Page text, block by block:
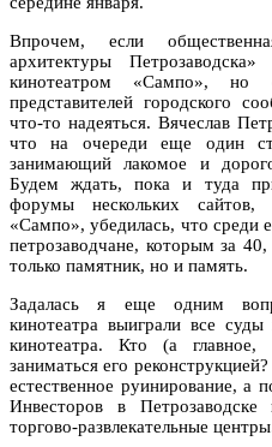
Впрочем, если
архитектуры
кинотеатром «Сампо», но
представителей городского
что-то надеяться. Вячеслав
что на очереди еще один
занимающий лакомое и
Будем ждать, пока и туда
форумы нескольких сайтов,
«Сампо», убедилась, что среди
петрозаводчане, которым за
только памятник, но и память.
Задалась я еще одним
кинотеатра выиграли все
кинотеатра. Кто (а
заниматься его
естественное руинирование, а
Инвесторов в Петрозаводске
торгово-развлекательные